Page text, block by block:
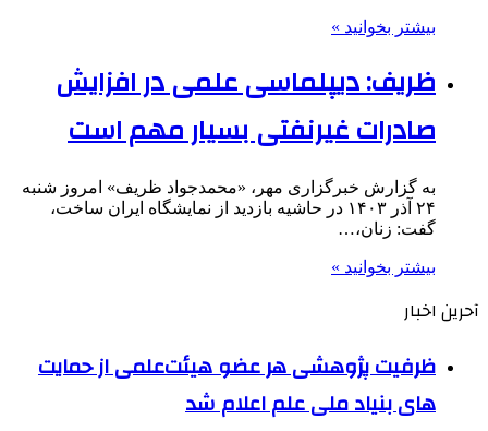
بیشتر بخوانید »
ظریف: دیپلماسی علمی در افزایش
صادرات غیرنفتی بسیار مهم است
به گزارش خبرگزاری مهر، «محمدجواد ظریف» امروز شنبه
۲۴ آذر ۱۴۰۳ در حاشیه بازدید از نمایشگاه ایران ساخت،
گفت: زنان،…
بیشتر بخوانید »
آحرین اخبار
ظرفیت پژوهشی هر عضو هیئت‌علمی از حمایت
های بنیاد ملی علم اعلام شد